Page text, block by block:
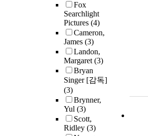
Fox
Searchlight
Pictures (4)
Cameron,
James (3)
Landon,
Margaret(3)
Bryan
Singer [감독]
(3)
Brynner,
Yul (3)
Scott,
Ridley (3)